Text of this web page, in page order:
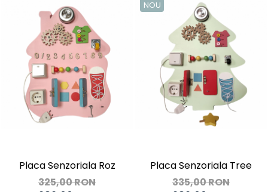
Placa Senzoriala Roz
325,00 RON
NOU
Placa Senzoriala Tree
335,00 RON